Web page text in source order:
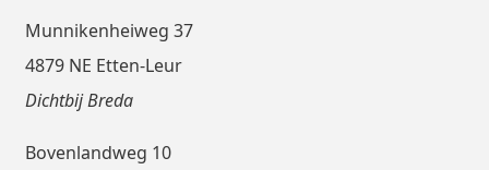
Munnikenheiweg 37
4879 NE Etten-Leur
Dichtbij Breda
Bovenlandweg 10